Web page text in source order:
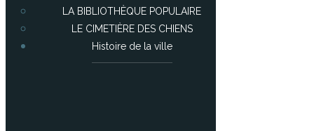
LA BIBLIOTHÈQUE POPULAIRE
LE CIMETIÈRE DES CHIENS
Histoire de la ville